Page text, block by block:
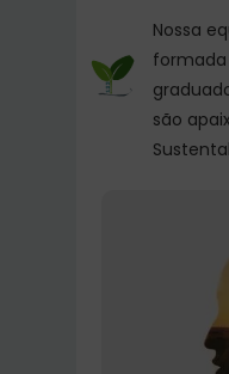
Nossa
formada
são